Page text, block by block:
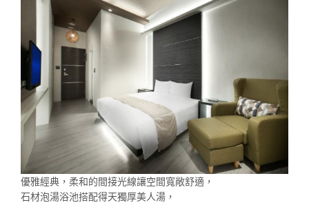
優雅經典，柔和的間接光線讓空間寬敞舒適，
石材泡湯浴池搭配得天獨厚美人湯，